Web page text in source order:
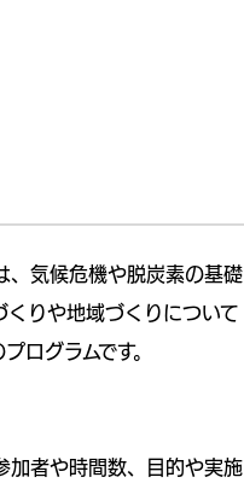
、気候危機や脱炭素の基礎
りや地域づくりについて
ログラムです。
加者や時間数、目的や実施